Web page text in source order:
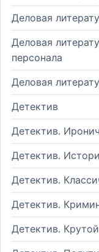
Деловая
Деловая
персонала
Деловая
Детектив
Детектив.
Детектив.
Детектив.
Детектив.
Детектив. Крутой